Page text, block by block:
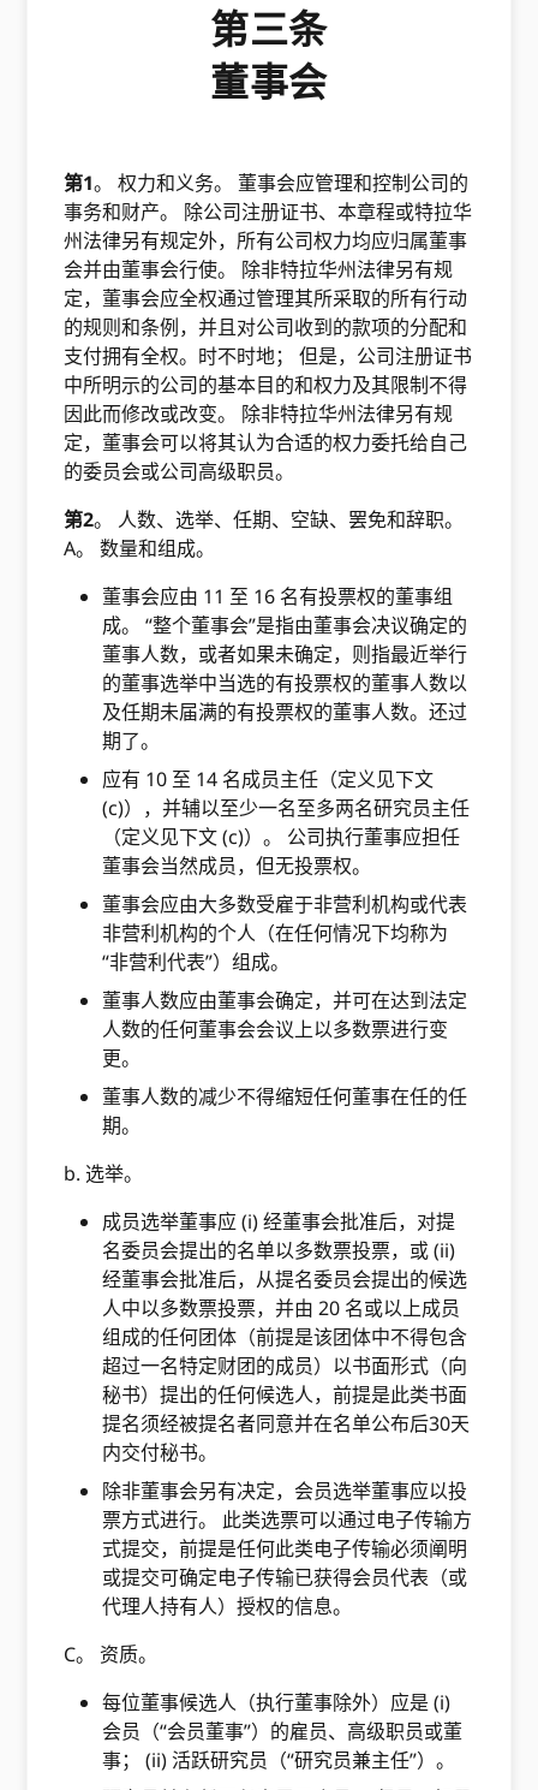
第三条
董事会
第1。 权力和义务。 董事会应管理和控制公司的
事务和财产。 除公司注册证书、本章程或特拉华
州法律另有规定外，所有公司权力均应归属董事
会并由董事会行使。 除非特拉华州法律另有规
定，董事会应全权通过管理其所采取的所有行动
的规则和条例，并且对公司收到的款项的分配和
支付拥有全权。时不时地； 但是，公司注册证书
中所明示的公司的基本目的和权力及其限制不得
因此而修改或改变。 除非特拉华州法律另有规
定，董事会可以将其认为合适的权力委托给自己
的委员会或公司高级职员。
第2。 人数、选举、任期、空缺、罢免和辞职。
A。 数量和组成。
董事会应由 11 至 16 名有投票权的董事组
成。 “整个董事会”是指由董事会决议确定的
董事人数，或者如果未确定，则指最近举行
的董事选举中当选的有投票权的董事人数以
及任期未届满的有投票权的董事人数。还过
期了。
应有 10 至 14 名成员主任（定义见下文
(c)），并辅以至少一名至多两名研究员主任
（定义见下文 (c)）。 公司执行董事应担任
董事会当然成员，但无投票权。
董事会应由大多数受雇于非营利机构或代表
非营利机构的个人（在任何情况下均称为
“非营利代表”）组成。
董事人数应由董事会确定，并可在达到法定
人数的任何董事会会议上以多数票进行变
更。
董事人数的减少不得缩短任何董事在任的任
期。
b. 选举。
成员选举董事应 (i) 经董事会批准后，对提
名委员会提出的名单以多数票投票，或 (ii)
经董事会批准后，从提名委员会提出的候选
人中以多数票投票，并由 20 名或以上成员
组成的任何团体（前提是该团体中不得包含
超过一名特定财团的成员）以书面形式（向
秘书）提出的任何候选人，前提是此类书面
提名须经被提名者同意并在名单公布后30天
内交付秘书。
除非董事会另有决定，会员选举董事应以投
票方式进行。 此类选票可以通过电子传输方
式提交，前提是任何此类电子传输必须阐明
或提交可确定电子传输已获得会员代表（或
代理人持有人）授权的信息。
C。 资质。
每位董事候选人（执行董事除外）应是 (i)
会员（“会员董事”）的雇员、高级职员或董
事； (ii) 活跃研究员（“研究员兼主任”）。